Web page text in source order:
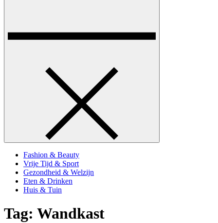
Fashion & Beauty
Vrije Tijd & Sport
Gezondheid & Welzijn
Eten & Drinken
Huis & Tuin
Tag: Wandkast